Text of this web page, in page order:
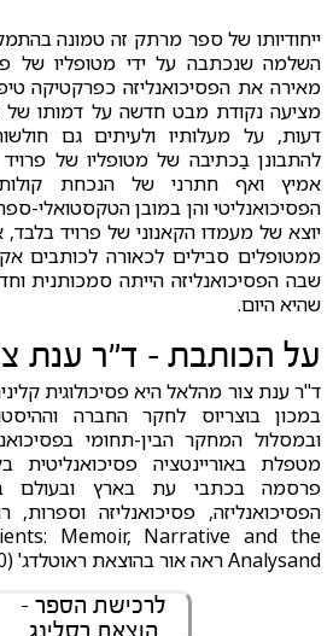
ייחודיותו של ספר מרתק זה טמונה
השלמה שנכתבה על ידי מטופליו של
מאירה את הפסיכואנליזה כפרקטיקה
מציעה נקודת מבט חדשה על דמותו של
דעות, על מעלותיו ולעיתים גם
להתבונן בַכתיבה של מטופליו של
אמיץ ואף חתרני של הנכחת
הפסיכואנליטי והן במובן הטקסטואלי-
יוצא של מעמדו הקאנוני של פרויד
ממטופלים סבילים לכאורה לכותבים
שבה הפסיכואנליזה הייתה סמכותנית
שהיא היום.
על הכותבת - ד"ר ענת
ד"ר ענת צור מהלאל היא פסיכולוגית
במכון בוצריוס לחקר החברה
ובמסלול המחקר הבין-תחומי
מטפלת באוריינטציה פסיכואנליטית
פרסמה בכתבי עת בארץ ובעולם
הפסיכואנליזה, פסיכואנליזה
Memoir, Narrative and the
Analysand ראה אור בהוצאת ראוטלדג' (2020).
לרכישת הספר -